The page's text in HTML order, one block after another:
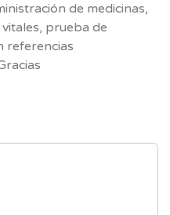
de medicinas,
prueba de
referencias